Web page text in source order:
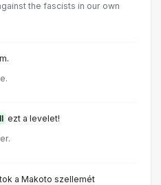
the fascists in our own
ezt a levelet!
a Makoto szellemét